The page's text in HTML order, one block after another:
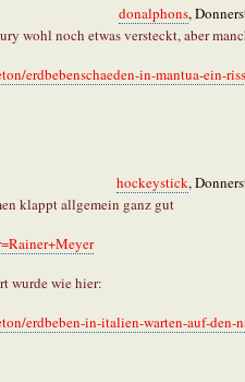
donalphons,
wohl noch etwas versteckt, aber
erdbebenschaeden-in-mantua-ein-
hockeystick,
klappt allgemein ganz gut
wurde wie hier:
erdbeben-in-italien-warten-auf-den-